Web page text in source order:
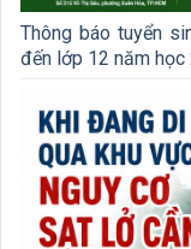
Thông báo tuyển
đến lớp 12 năm